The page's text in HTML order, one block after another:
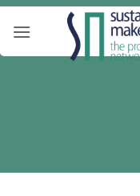
Salta
contenuti